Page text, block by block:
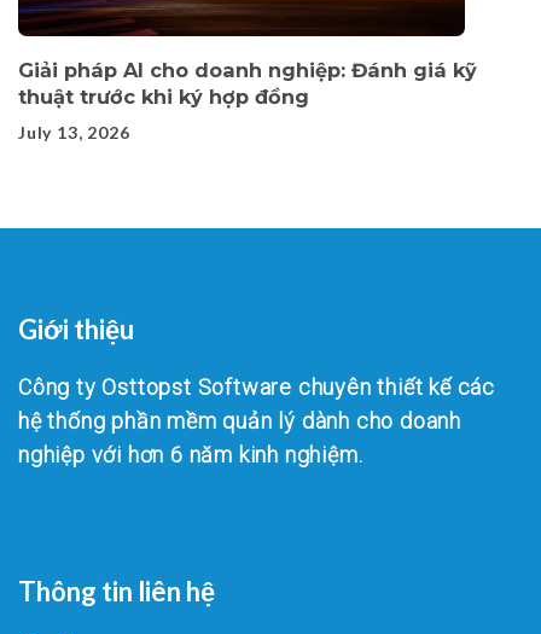
Giải pháp AI cho doanh nghiệp: Đánh giá kỹ
thuật trước khi ký hợp đồng
July 13, 2026
Giới thiệu
Công ty Osttopst Software chuyên thiết kế các
hệ thống phần mềm quản lý dành cho doanh
nghiệp với hơn 6 năm kinh nghiệm.
Thông tin liên hệ